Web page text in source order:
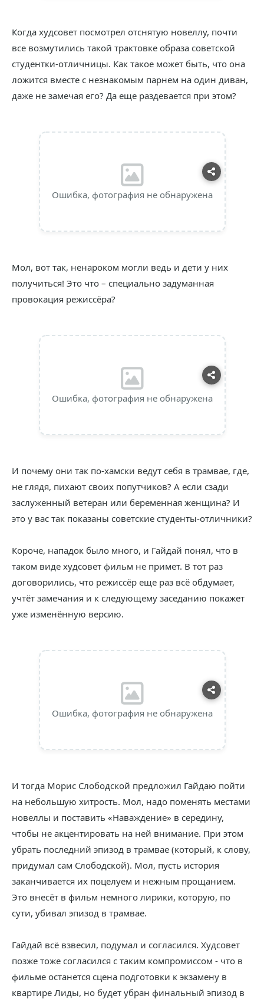
Когда худсовет посмотрел отснятую новеллу, почти
все возмутились такой трактовке образа советской
студентки-отличницы. Как такое может быть, что она
ложится вместе с незнакомым парнем на один диван,
даже не замечая его? Да еще раздевается при этом?
Ошибка, фотография не обнаружена
Мол, вот так, ненароком могли ведь и дети у них
получиться! Это что – специально задуманная
провокация режиссёра?
Ошибка, фотография не обнаружена
И почему они так по-хамски ведут себя в трамвае, где,
не глядя, пихают своих попутчиков? А если сзади
заслуженный ветеран или беременная женщина? И
это у вас так показаны советские студенты-отличники?
Короче, нападок было много, и Гайдай понял, что в
таком виде худсовет фильм не примет. В тот раз
договорились, что режиссёр еще раз всё обдумает,
учтёт замечания и к следующему заседанию покажет
уже изменённую версию.
Ошибка, фотография не обнаружена
И тогда Морис Слободской предложил Гайдаю пойти
на небольшую хитрость. Мол, надо поменять местами
новеллы и поставить «Наваждение» в середину,
чтобы не акцентировать на ней внимание. При этом
убрать последний эпизод в трамвае (который, к слову,
придумал сам Слободской). Мол, пусть история
заканчивается их поцелуем и нежным прощанием.
Это внесёт в фильм немного лирики, которую, по
сути, убивал эпизод в трамвае.
Гайдай всё взвесил, подумал и согласился. Худсовет
позже тоже согласился с таким компромиссом - что в
фильме останется сцена подготовки к экзамену в
квартире Лиды, но будет убран финальный эпизод в